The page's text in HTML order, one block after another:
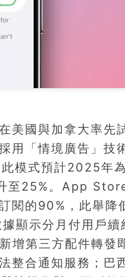
美國與加拿大率先
用「情境廣告」技
模式預計2025年
至25%。App
閱的90%，此舉降
顯示分月付用戶續
增第三方配件轉發
整合通知服務；巴